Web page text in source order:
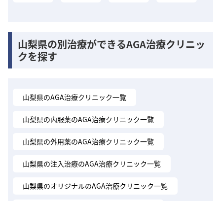
山梨県の別治療ができるAGA治療クリニッ
クを探す
山梨県のAGA治療クリニック一覧
山梨県の内服薬のAGA治療クリニック一覧
山梨県の外用薬のAGA治療クリニック一覧
山梨県の注入治療のAGA治療クリニック一覧
山梨県のオリジナルのAGA治療クリニック一覧